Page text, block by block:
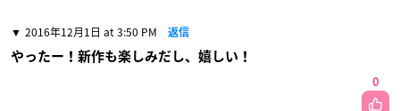
2016年12月1日 at 3:50 PM 返信
やったー！新作も楽しみだし、嬉しい！
0